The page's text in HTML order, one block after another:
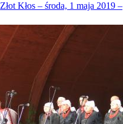
Złot Kłos – środa, 1 maja 2019 –